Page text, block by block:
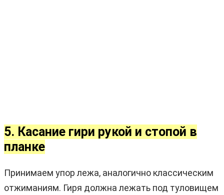
5. Касание гири рукой и стопой в
планке
Принимаем упор лежа, аналогично классическим
отжиманиям. Гиря должна лежать под туловищем